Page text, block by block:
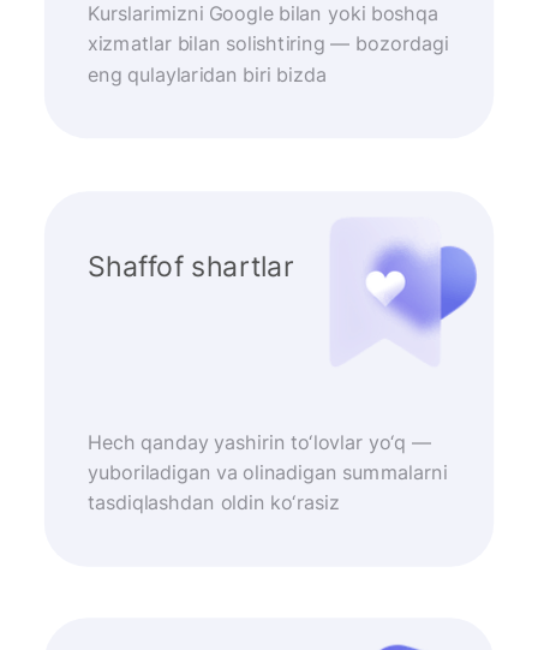
Kurslarimizni Google bilan yoki boshqa
xizmatlar bilan solishtiring — bozordagi
eng qulaylaridan biri bizda
Shaffof shartlar
Hech qanday yashirin to‘lovlar yo‘q —
yuboriladigan va olinadigan summalarni
tasdiqlashdan oldin ko‘rasiz